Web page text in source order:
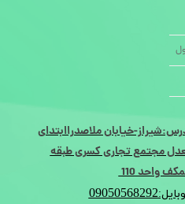
خیابان ملاصدراابتدای
مجتمع تجاری کسری طبقه
واحد 110
09050568292